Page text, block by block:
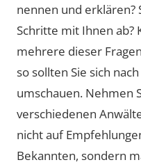
nennen und
Schritte mit Ihnen ab?
mehrere dieser
so sollten Sie sich
umschauen. Nehmen
verschiedenen
nicht auf
Bekannten, sondern